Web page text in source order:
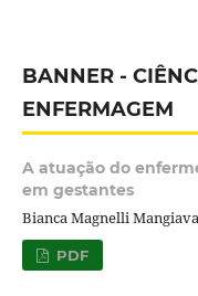
BANNER -
ENFERMAGEM
A atuação do
em gestantes
Bianca Magnelli
PDF